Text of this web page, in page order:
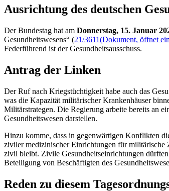
Ausrichtung des deutschen
Der Bundestag hat am Donnerstag, 15. Januar
Gesundheitswesens“ (21/3611(Dokument, öffnet
Federführend ist der Gesundheitsausschuss.
Antrag der Linken
Der Ruf nach Kriegstüchtigkeit habe auch das
was die Kapazität militärischer Krankenhäuser
Militärstrategen. Die Regierung arbeite bereits an
Gesundheitswesen darstellen.
Hinzu komme, dass in gegenwärtigen Konflikten
ziviler medizinischer Einrichtungen für militärische
zivil bleibt. Zivile Gesundheitseinrichtungen
Beteiligung von Beschäftigten des
Reden zu diesem